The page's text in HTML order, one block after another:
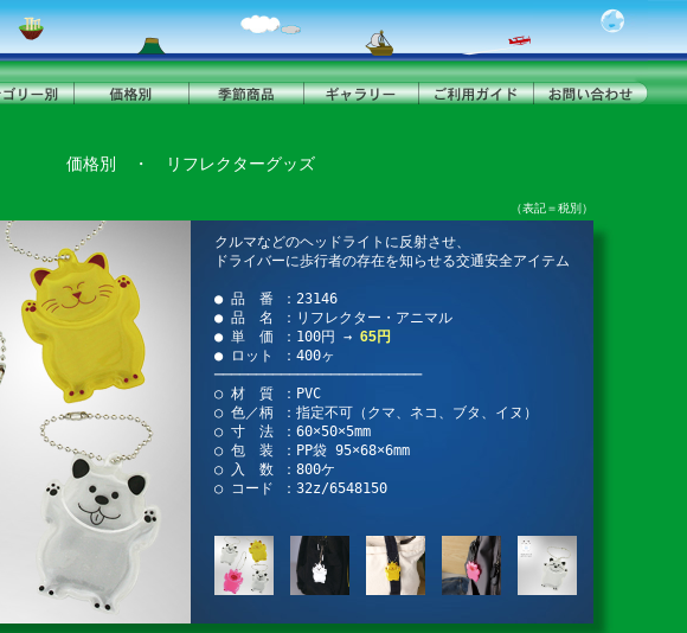
価格別 ・ リフレクターグッズ
（表記＝税別）
クルマなどのヘッドライトに反射させ、
ドライバーに歩行者の存在を知らせる交通安全アイテム
● 品 番 ：23146
● 品 名 ：リフレクター・アニマル
● 単 価 ：100円 → 65円
● ロット ：400ヶ
─────────────────────────
○ 材 質 ：PVC
○ 色／柄 ：指定不可（クマ、ネコ、ブタ、イヌ）
○ 寸 法 ：60×50×5mm
○ 包 装 ：PP袋 95×68×6mm
○ 入 数 ：800ケ
○ コード ：32z/6548150